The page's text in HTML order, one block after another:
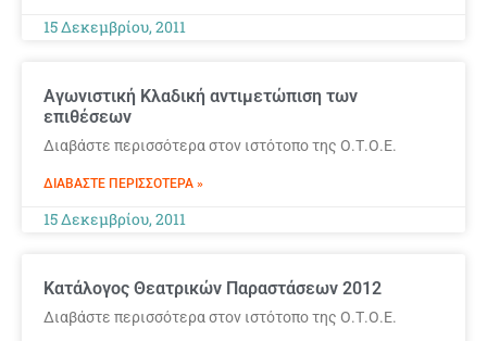
15 Δεκεμβρίου, 2011
Αγωνιστική Κλαδική αντιμετώπιση των
επιθέσεων
Διαβάστε περισσότερα στον ιστότοπο της Ο.Τ.Ο.Ε.
ΔΙΑΒΆΣΤΕ ΠΕΡΙΣΣΌΤΕΡΑ »
15 Δεκεμβρίου, 2011
Κατάλογος Θεατρικών Παραστάσεων 2012
Διαβάστε περισσότερα στον ιστότοπο της Ο.Τ.Ο.Ε.